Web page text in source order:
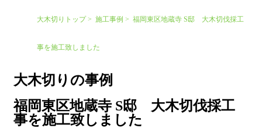
大木切りトップ 施工事例 福岡東区地蔵寺 S邸 大木切伐採工
事を施工致しました
大木切りの事例
福岡東区地蔵寺 S邸 大木切伐採工
事を施工致しました